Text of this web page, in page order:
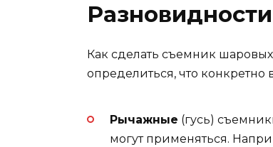
Разновидности
Как сделать съемник
определиться, что конкретно
Рычажные (гусь)
могут применяться.